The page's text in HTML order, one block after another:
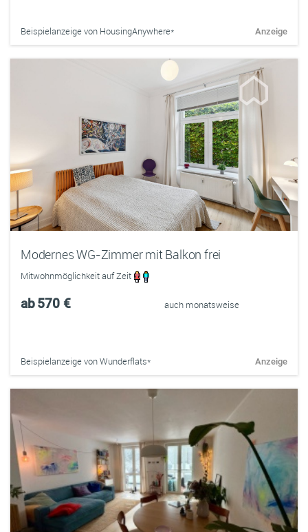
Beispielanzeige von HousingAnywhere* Anzeige
Modernes WG-Zimmer mit Balkon frei
Mitwohnmöglichkeit auf Zeit
ab570 € auch monatsweise
Beispielanzeige von Wunderflats* Anzeige